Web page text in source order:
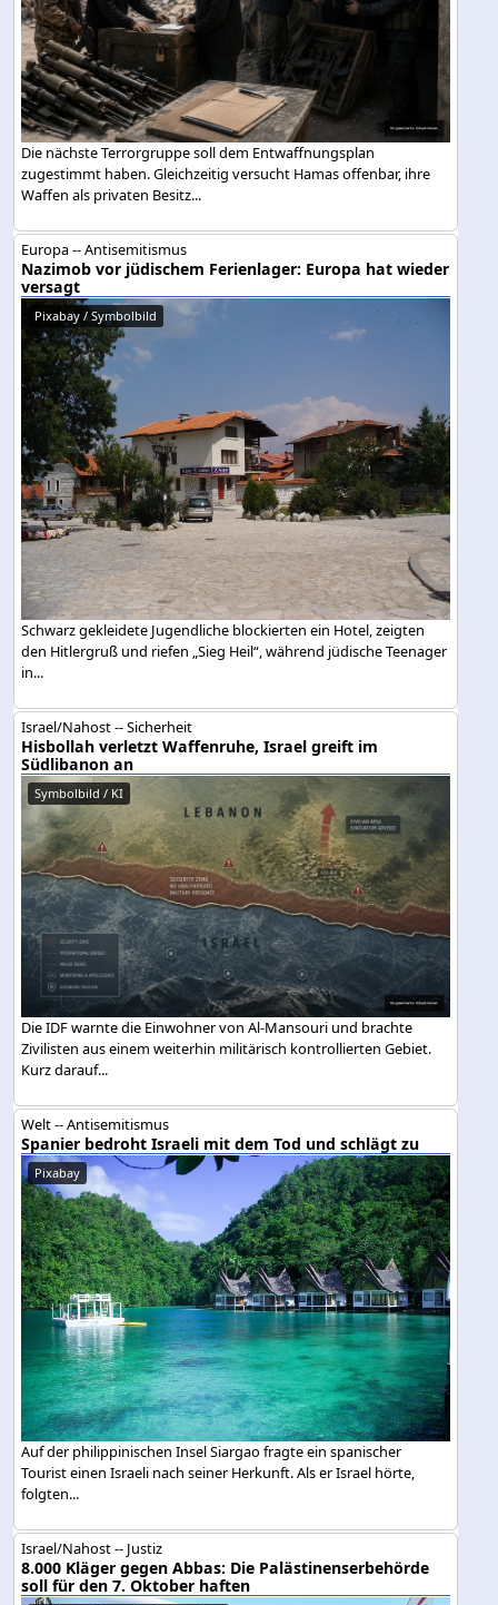
Die nächste Terrorgruppe soll dem Entwaffnungsplan
zugestimmt haben. Gleichzeitig versucht Hamas offenbar, ihre
Waffen als privaten Besitz...
Europa -- Antisemitismus
Nazimob vor jüdischem Ferienlager: Europa hat wieder
versagt
Pixabay / Symbolbild
Schwarz gekleidete Jugendliche blockierten ein Hotel, zeigten
den Hitlergruß und riefen „Sieg Heil“, während jüdische Teenager
in...
Israel/Nahost -- Sicherheit
Hisbollah verletzt Waffenruhe, Israel greift im
Südlibanon an
Symbolbild / KI
Die IDF warnte die Einwohner von Al-Mansouri und brachte
Zivilisten aus einem weiterhin militärisch kontrollierten Gebiet.
Kurz darauf...
Welt -- Antisemitismus
Spanier bedroht Israeli mit dem Tod und schlägt zu
Pixabay
Auf der philippinischen Insel Siargao fragte ein spanischer
Tourist einen Israeli nach seiner Herkunft. Als er Israel hörte,
folgten...
Israel/Nahost -- Justiz
8.000 Kläger gegen Abbas: Die Palästinenserbehörde
soll für den 7. Oktober haften